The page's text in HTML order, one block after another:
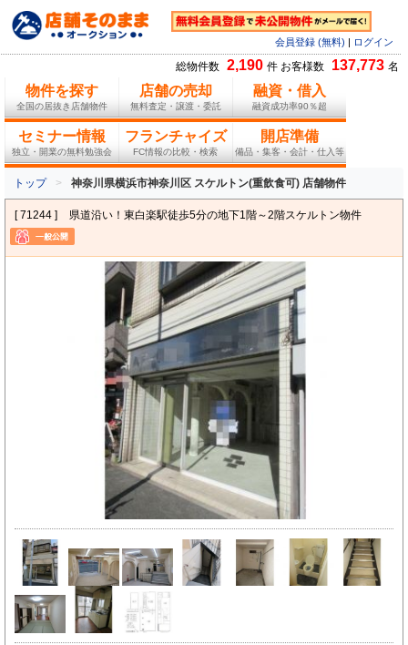
会員登録 (無料) ログイン
総物件数 2,190 件 お客様数 137,773 名
物件を探す
全国の居抜き店舗物件
店舗の売却
無料査定・譲渡・委託
融資・借入
融資成功率90％超
セミナー情報
独立・開業の無料勉強会
フランチャイズ
FC情報の比較・検索
開店準備
備品・集客・会計・仕入等
トップ 神奈川県横浜市神奈川区 スケルトン(重飲食可) 店舗物件
[ 71244 ] 県道沿い！東白楽駅徒歩5分の地下1階～2階スケルトン物件